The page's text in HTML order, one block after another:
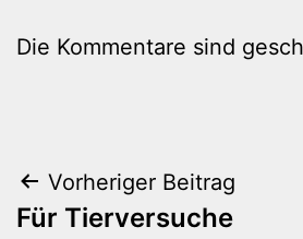
Die Kommentare sind
Vorheriger Beitrag
Für Tierversuche